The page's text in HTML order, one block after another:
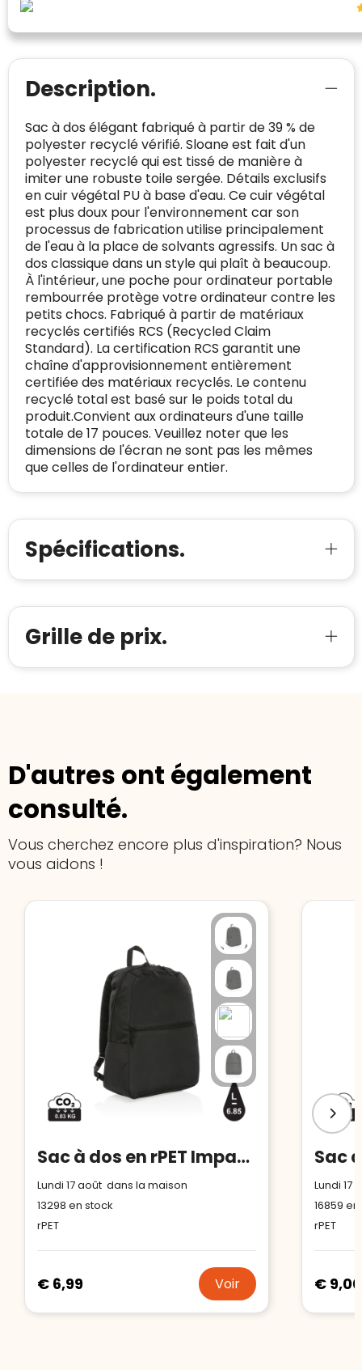
Description.
Sac à dos élégant fabriqué à partir de 39 % de
polyester recyclé vérifié. Sloane est fait d'un
polyester recyclé qui est tissé de manière à
imiter une robuste toile sergée. Détails exclusifs
en cuir végétal PU à base d'eau. Ce cuir végétal
est plus doux pour l'environnement car son
processus de fabrication utilise principalement
de l'eau à la place de solvants agressifs. Un sac à
dos classique dans un style qui plaît à beaucoup.
À l'intérieur, une poche pour ordinateur portable
rembourrée protège votre ordinateur contre les
petits chocs. Fabriqué à partir de matériaux
recyclés certifiés RCS (Recycled Claim
Standard). La certification RCS garantit une
chaîne d'approvisionnement entièrement
certifiée des matériaux recyclés. Le contenu
recyclé total est basé sur le poids total du
produit.Convient aux ordinateurs d'une taille
totale de 17 pouces. Veuillez noter que les
dimensions de l'écran ne sont pas les mêmes
que celles de l'ordinateur entier.
Spécifications.
Grille de prix.
D'autres ont également
consulté.
Vous cherchez encore plus d'inspiration? Nous
vous aidons !
Sac à dos en rPET Impact AWARE™
Lundi 17 août dans la maison
13298 en stock
rPET
€ 6,99 Voir
Lundi 17
16859 en
rPET
€ 9,00
echte, geverifieerde beoordelingen op één
richtlijnen van Trustindex en waarvan
de verschillende platforms geaccepteerd en
meegeteld in de scores.
klanttevredenheid op basis van
beoordelingen. Minder dan 1% van de
ondervraagde klanten meldde een
probleem.
Trustindex heeft de contactgegevens van de
website en de bedrijfsgegevens
onafhankelijk geverifieerd.
CONTACTGEGEVENS
Telefoonnummer:+32 479 88 00 36 Geverifieerd
E-
mailadres :
mia@linkkado.be Geverifieerd
BEDRIJFSGEGEVENS
Bedrijfsnaam: Linkkado
Domein: linkkado.be
Oprichting van de
onderneming:
2026
Aantal werknemers: 1-10
Trustindex-certificaat
2026-04-22
Trustindex controleert websites voortdurend
op veiligheidsproblemen.
Safe Browsing:geen probleem
gedetecteerd
Blacklist Geen site op de zwarte lijst
Geldig SSL-certificaat
Spam E-mail is spamvrij
Websites die consequent een hoog niveau
van klanttevredenheid handhaven en
voldoen aan een hoog niveau van
veiligheidsprotocol, kunnen Trustindex-
certificaat verkrijgen. Zoekt u bij het winkelen
naar de certificaten van Trustindex en koopt u
met vertrouwen!
Meer informatie »
Voor bedrijven
Bouwt u vertrouwen op en verhoogt u uw
Meer informatie»